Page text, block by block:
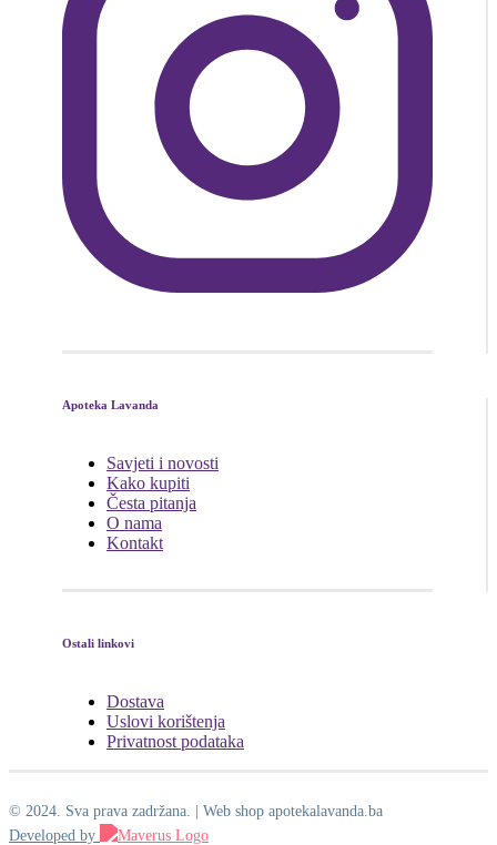
Apoteka Lavanda
Savjeti i novosti
Kako kupiti
Česta pitanja
O nama
Kontakt
Ostali linkovi
Dostava
Uslovi korištenja
Privatnost podataka
© 2024. Sva prava zadržana. | Web shop apotekalavanda.ba
Developed by